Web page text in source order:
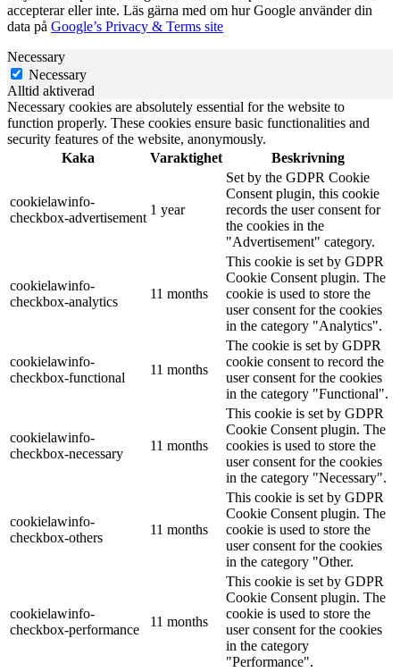
accepterar eller inte. Läs gärna med om hur Google använder din
data på Google’s Privacy & Terms site
Necessary
Necessary
Alltid aktiverad
Necessary cookies are absolutely essential for the website to
function properly. These cookies ensure basic functionalities and
security features of the website, anonymously.
Kaka
Varaktighet Beskrivning
cookielawinfo-
checkbox-advertisement
1 year
Set by the GDPR Cookie
Consent plugin, this cookie
records the user consent for
the cookies in the
"Advertisement" category.
cookielawinfo-
checkbox-analytics
11 months
This cookie is set by GDPR
Cookie Consent plugin. The
cookie is used to store the
user consent for the cookies
in the category "Analytics".
cookielawinfo-
checkbox-functional
11 months
The cookie is set by GDPR
cookie consent to record the
user consent for the cookies
in the category "Functional".
cookielawinfo-
checkbox-necessary
11 months
This cookie is set by GDPR
Cookie Consent plugin. The
cookies is used to store the
user consent for the cookies
in the category "Necessary".
cookielawinfo-
checkbox-others
11 months
This cookie is set by GDPR
Cookie Consent plugin. The
cookie is used to store the
user consent for the cookies
in the category "Other.
cookielawinfo-
checkbox-performance
11 months
This cookie is set by GDPR
Cookie Consent plugin. The
cookie is used to store the
user consent for the cookies
in the category
"Performance".